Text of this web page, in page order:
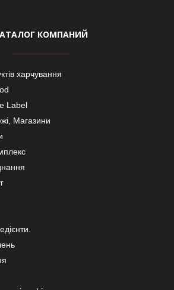
КОМПАНИЙ
харчування
Label
Магазини